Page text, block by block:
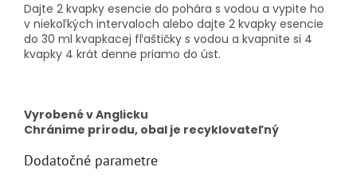
Dajte 2 kvapky esencie do pohára s vodou a vypite ho
v niekoľkých intervaloch alebo dajte 2 kvapky esencie
do 30 ml kvapkacej fľaštičky s vodou a kvapnite si 4
kvapky 4 krát denne priamo do úst.
Vyrobené v Anglicku
Chránime prírodu, obal je recyklovateľný
Dodatočné parametre